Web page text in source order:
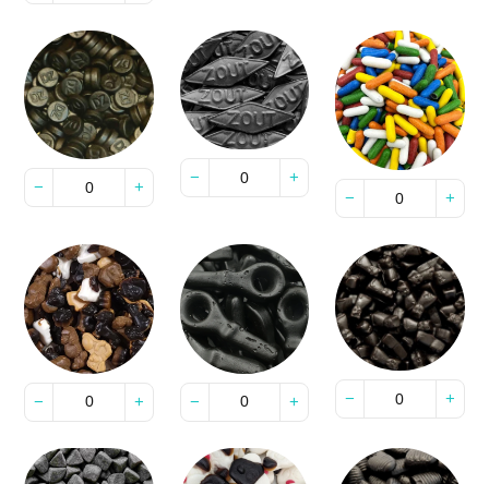
− +
−
+
−
+
− + − + − +